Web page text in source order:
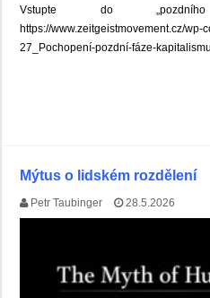
Vstupte do
https://www.zeitgeistmovement.cz/
27_Pochopení-pozdní-fáze-
Mýtus o lidském rozdělení
Petr Taubinger 28.5.2026